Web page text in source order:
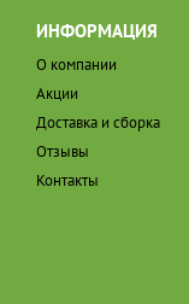
ИНФОРМАЦИЯ
О компании
Акции
Доставка и сборка
Отзывы
Контакты